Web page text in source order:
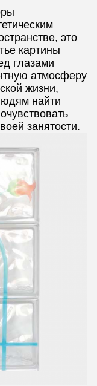
это
картины
глазами
атмосферу
жизни,
найти
занятости.